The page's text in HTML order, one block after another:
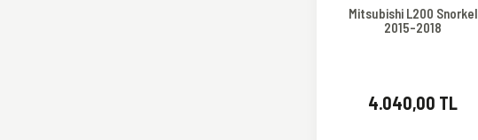
Mitsubishi L200 Snorkel
2015-2018
4.040,00 TL